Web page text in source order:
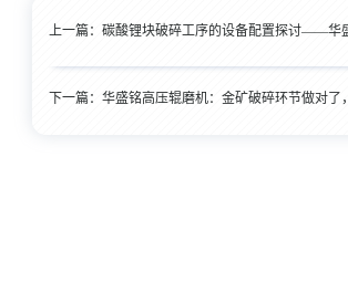
上一篇： 碳酸锂块破碎工序的设备配置探讨——华
下一篇： 华盛铭高压辊磨机：金矿破碎环节做对了